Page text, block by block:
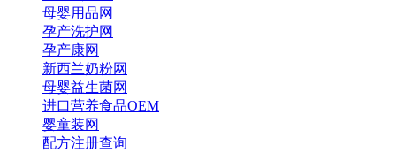
母婴用品网
孕产洗护网
孕产康网
新西兰奶粉网
母婴益生菌网
进口营养食品OEM
婴童装网
配方注册查询